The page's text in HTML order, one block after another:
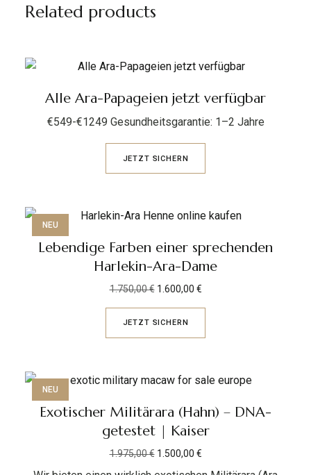
Related products
Alle Ara-Papageien jetzt verfügbar
€549-€1249 Gesundheitsgarantie: 1–2 Jahre
JETZT SICHERN
NEU
Lebendige Farben einer sprechenden
Harlekin-Ara-Dame
1.750,00€ 1.600,00 €
JETZT SICHERN
NEU
Exotischer Militärara (Hahn) – DNA-
getestet | Kaiser
1.975,00€ 1.500,00 €